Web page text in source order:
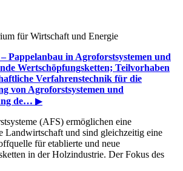
für Wirtschaft und Energie
Pappelanbau in Agroforstsystemen und
Wertschöpfungsketten; Teilvorhaben
Verfahrenstechnik für die
von Agroforstsystemen und
de… ▶
(AFS) ermöglichen eine
Landwirtschaft und sind gleichzeitig eine
für etablierte und neue
in der Holzindustrie. Der Fokus des